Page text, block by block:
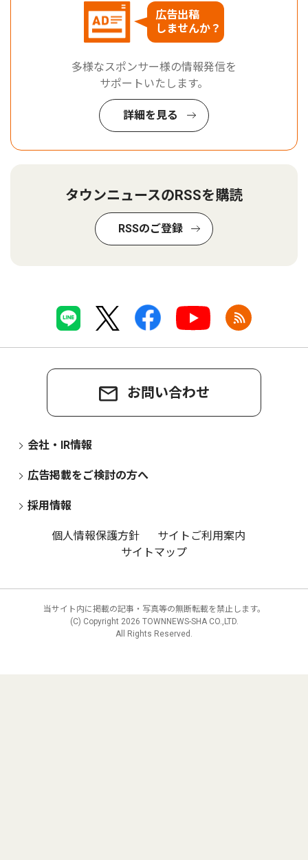
広告出稿
しませんか？
多様なスポンサー様の情報発信を
サポートいたします。
詳細を見る
タウンニュースのRSSを購読
RSSのご登録
お問い合わせ
会社・IR情報
広告掲載をご検討の方へ
採用情報
個人情報保護方針
サイトご利用案内
サイトマップ
当サイト内に掲載の記事・写真等の無断転載を禁止します。
(C) Copyright 2026 TOWNNEWS-SHA CO.,LTD.
All Rights Reserved.